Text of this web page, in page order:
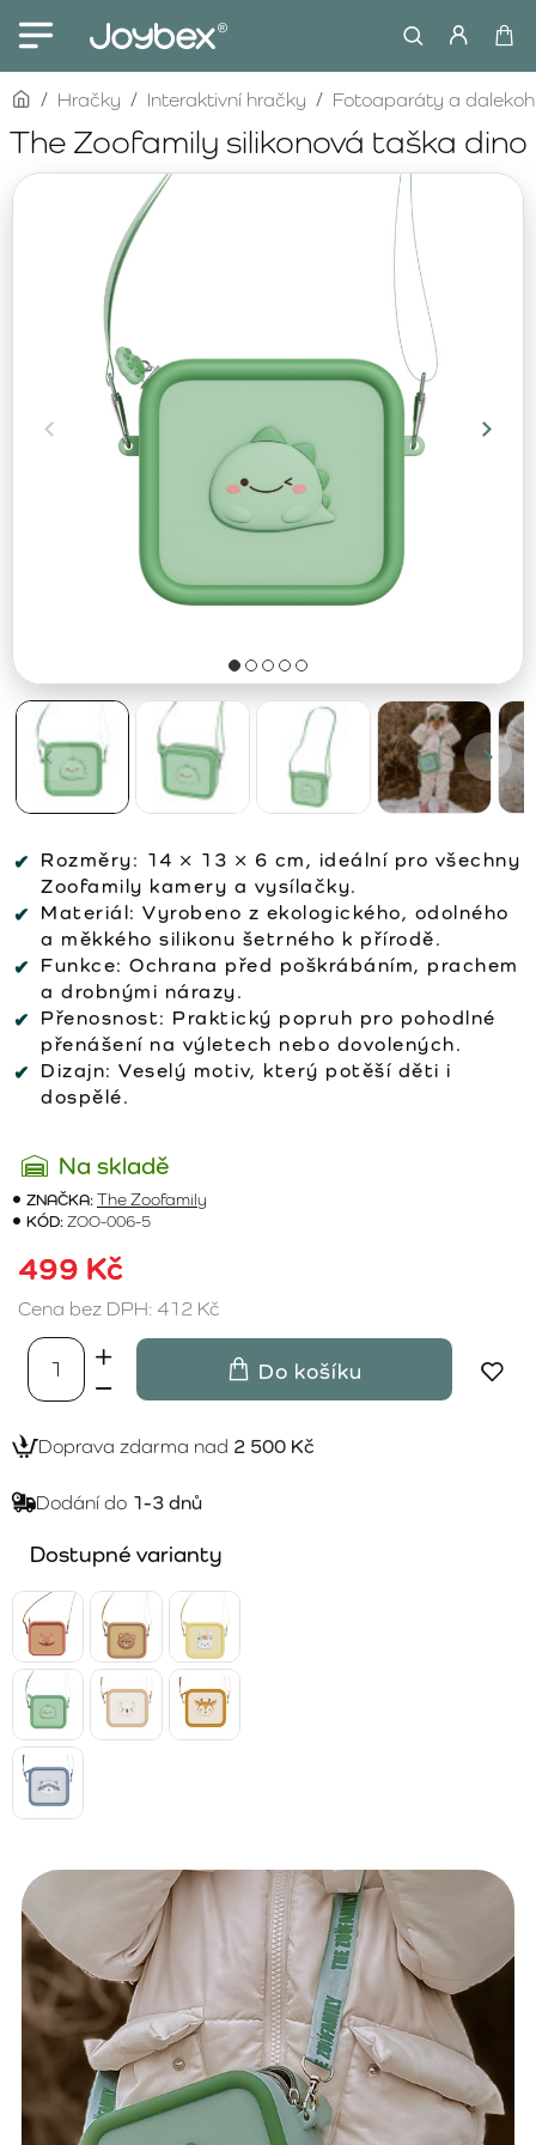
The Zoofamily silikonová taška dino
homeHračky Interaktivní hračky Fotoaparáty a
Rozměry: 14 × 13 × 6 cm, ideální pro všechny
Zoofamily kamery a vysílačky.
Materiál: Vyrobeno z ekologického, odolného
a měkkého silikonu šetrného k přírodě.
Funkce: Ochrana před poškrábáním, prachem
a drobnými nárazy.
Přenosnost: Praktický popruh pro pohodlné
přenášení na výletech nebo dovolených.
Dizajn: Veselý motiv, který potěší děti i
dospělé.
Na skladě
ZNAČKA:The Zoofamily
KÓD:ZOO-006-5
499 Kč
Cena bez DPH: 412 Kč
Do košíku
Doprava zdarma nad 2 500 Kč
Dodání do 1-3 dnů
Dostupné varianty